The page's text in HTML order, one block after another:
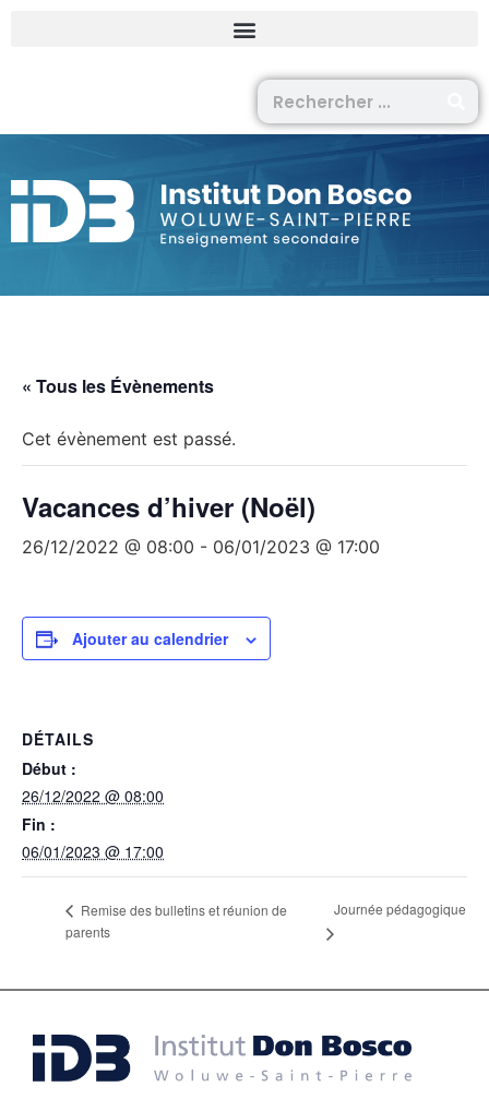
« Tous les Évènements
Cet évènement est passé.
Vacances d’hiver (Noël)
26/12/2022 @ 08:00 - 06/01/2023 @ 17:00
Ajouter au calendrier
DÉTAILS
Début :
26/12/2022 @ 08:00
Fin :
06/01/2023 @ 17:00
Remise des bulletins et réunion de
parents
Journée pédagogique